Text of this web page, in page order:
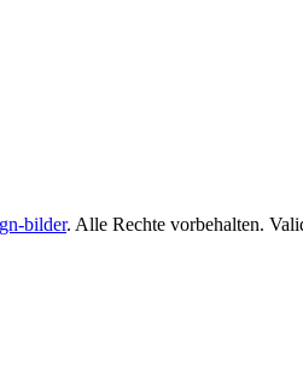
bilder. Alle Rechte vorbehalten.